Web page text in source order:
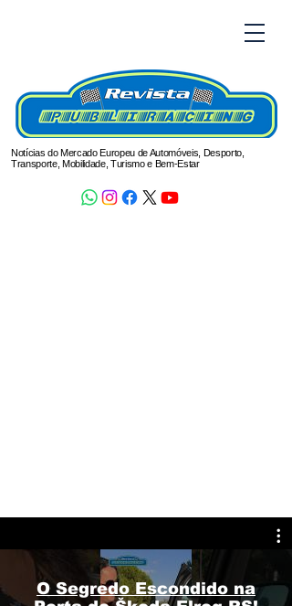
Notícias do Mercado Europeu de Automóveis, Desporto,
Transporte, Mobilidade, Turismo e Bem-Estar
O Segredo Escondido na